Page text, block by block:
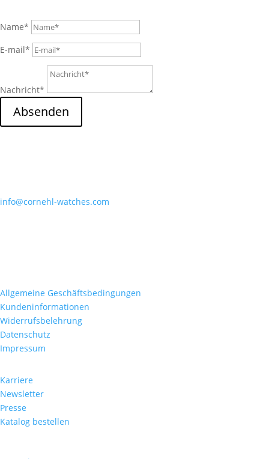
Name*
E-mail*
Nachricht*
Absenden
info@cornehl-watches.com
Allgemeine Geschäftsbedingungen
Kundeninformationen
Widerrufsbelehrung
Datenschutz
Impressum
Karriere
Newsletter
Presse
Katalog bestellen